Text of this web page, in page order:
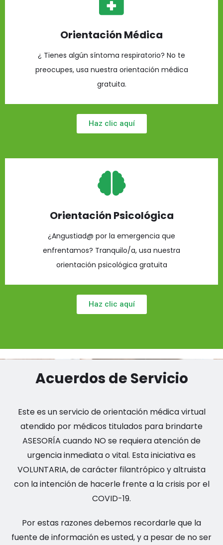
Orientación Médica
¿ Tienes algún síntoma respiratorio? No te
preocupes, usa nuestra orientación médica
gratuita.
Haz clic aquí
Orientación Psicológica
¿Angustiad@ por la emergencia que
enfrentamos? Tranquilo/a, usa nuestra
orientación psicológica gratuita
Haz clic aquí
Acuerdos de Servicio
Este es un servicio de orientación médica virtual
atendido por médicos titulados para brindarte
ASESORÍA cuando NO se requiera atención de
urgencia inmediata o vital. Esta iniciativa es
VOLUNTARIA, de carácter filantrópico y altruista
con la intención de hacerle frente a la crisis por el
COVID-19.
Por estas razones debemos recordarle que la
fuente de información es usted, y a pesar de no ser